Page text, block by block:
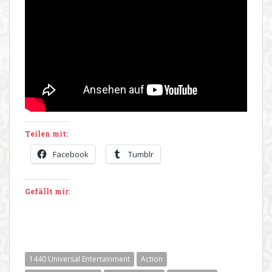
Teilen mit:
Facebook Tumblr
Gefällt mir:
1440 Universal Entertainment
Action